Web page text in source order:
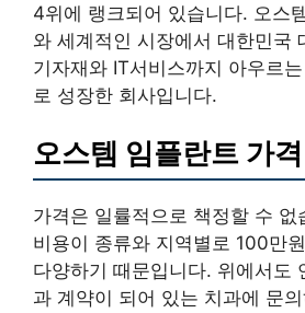
4위에 랭크되어 있습니다. 오스
와 세계적인 시장에서 대한민국
기자재와 IT서비스까지 아우르
로 성장한 회사입니다.
오스템 임플란트 가격
가격은 일률적으로 책정할 수 없
비용이 종류와 지역별로 100만
다양하기 때문입니다. 위에서도
과 계약이 되어 있는 치과에 문